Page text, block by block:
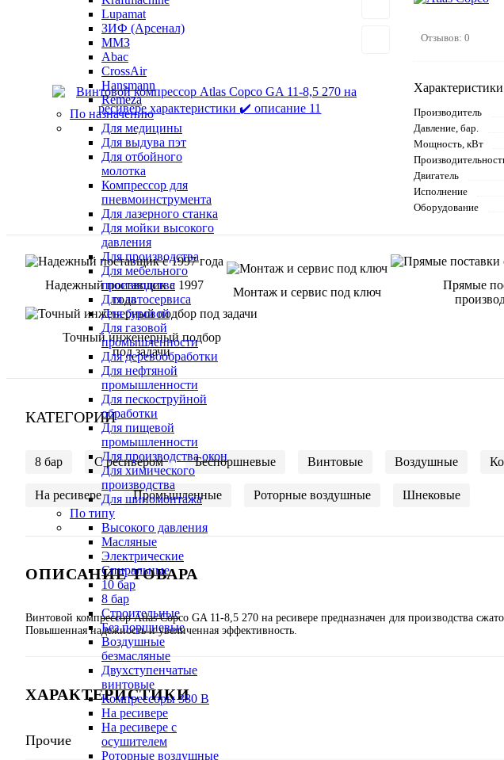
Lupamat
ЗИФ (Арсенал)
ММЗ
Abac
CrossAir
Hansmann
Remeza
По назначению
Для медицины
Для выдува пэт
Для отбойного
молотка
Компрессор для
пневмоинструмента
Для лазерного станка
Для мойки высокого
давления
Для производства
Для мебельного
производства
Для автосервиса
Для буровой
Для газовой
промышленности
Для деревообработки
Для нефтяной
промышленности
Для пескоструйной
обработки
Для пищевой
промышленности
Для производства окон
Для химического
производства
Для шиномонтажа
По типу
Высокого давления
Масляные
Электрические
Спиральные
10 бар
8 бар
Cтроительные
Без поршневые
Воздушные
безмасляные
Двухступенчатые
винтовые
Компрессоры 380 В
На ресивере
На ресивере с
осушителем
Роторные воздушные
Отзывов: 0
Производитель
Давление, бар.
Мощность, кВт
Двигатель
Исполнение
Оборудование
Надежный поставщик с 1997
года
Монтаж и сервис под ключ
Прямые
Точный инженерный подбор
под задачи
КАТЕГОРИИ
8 бар C ресивером Беспоршневые Винтовые Воздушные
На ресивере Промышленные Роторные воздушные Шнековые
ОПИСАНИЕ ТОВАРА
Винтовой компрессор Atlas Copco GA 11-8,5 270 на ресивере предназначен для производства
Повышенная надежность и увеличенная эффективность.
ХАРАКТЕРИСТИКИ
Прочие